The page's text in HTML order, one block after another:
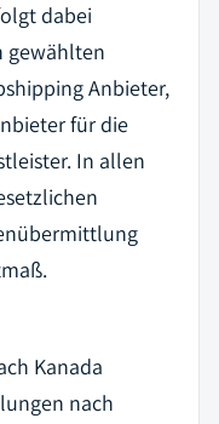
dabei
gewählten
Anbieter,
für die
In allen
Kanada
nach